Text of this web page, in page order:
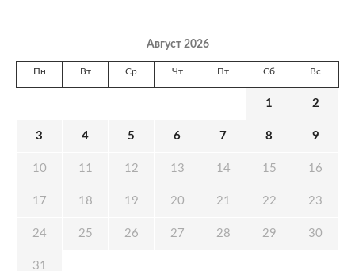
Август 2026
Пн Вт Ср Чт Пт Сб Вс
1 2
3 4 5 6 7 8 9
10 11 12 13 14 15 16
17 18 19 20 21 22 23
24 25 26 27 28 29 30
31